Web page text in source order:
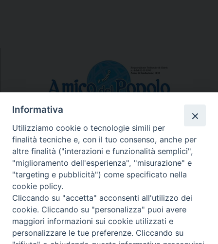
N.7/8 LUGLIO AGOSTO
N. 6 GIUGNO 2026
N°5 MAGGIO 2026
N° 4 APRILE 2026
Informativa
Utilizziamo cookie o tecnologie simili per
finalità tecniche e, con il tuo consenso, anche per
altre finalità ("interazioni e funzionalità semplici",
"miglioramento dell'esperienza", "misurazione" e
"targeting e pubblicità") come specificato nella
cookie policy.
Cliccando su "accetta" acconsenti all'utilizzo dei
cookie. Cliccando su "personalizza" puoi avere
maggiori informazioni sui cookie utilizzati e
personalizzare le tue preferenze. Cliccando su